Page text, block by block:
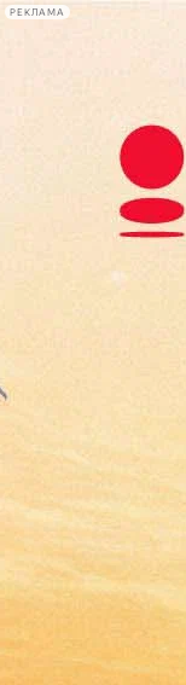
РЕКЛАМА
Сегодня:
2026.08.08
16:07
Афиша Plus